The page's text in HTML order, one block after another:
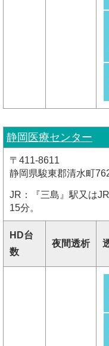
静岡医療センター
〒411-8611
静岡県駿東郡清水町
JR：『三島』駅又は
15分。
HD台
数
夜間透析